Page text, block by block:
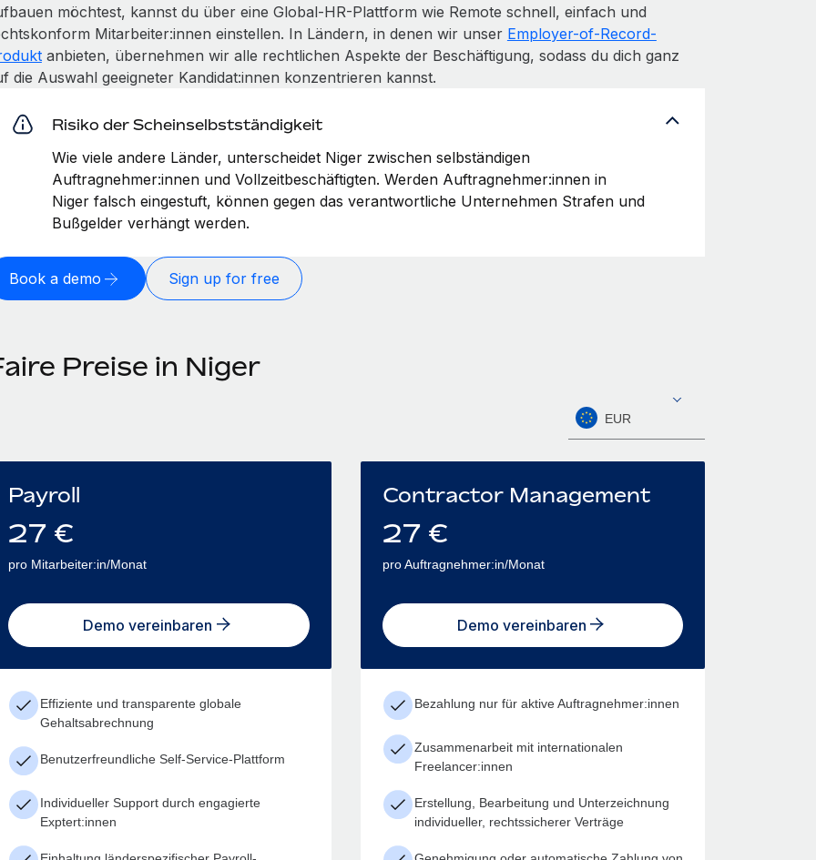
möchtest, kannst du über eine Global-HR-Plattform wie Remote schnell, einfach und
Mitarbeiter:innen einstellen. In Ländern, in denen wir unser Employer-of-Record-
anbieten, übernehmen wir alle rechtlichen Aspekte der Beschäftigung, sodass du dich ganz
die Auswahl geeigneter Kandidat:innen konzentrieren kannst.
Risiko der Scheinselbstständigkeit
Wie viele andere Länder, unterscheidet Niger zwischen selbständigen
Auftragnehmer:innen und Vollzeitbeschäftigten. Werden Auftragnehmer:innen in
Niger falsch eingestuft, können gegen das verantwortliche Unternehmen Strafen und
Bußgelder verhängt werden.
Book a demo Sign up for free
Preise in Niger
EUR
Payroll
27 €
pro Mitarbeiter:in/Monat
Demo vereinbaren
Effiziente und transparente globale
Gehaltsabrechnung
Benutzerfreundliche Self-Service-Plattform
Individueller Support durch engagierte
Exptert:innen
Contractor Management
27 €
pro Auftragnehmer:in/Monat
Demo vereinbaren
Bezahlung nur für aktive Auftragnehmer:innen
Zusammenarbeit mit internationalen
Freelancer:innen
Erstellung, Bearbeitung und Unterzeichnung
individueller, rechtssicherer Verträge